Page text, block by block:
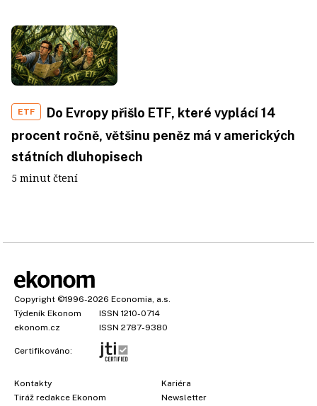
ETF
Do Evropy přišlo ETF, které vyplácí 14
procent ročně, většinu peněz má v amerických
státních dluhopisech
5 minut čtení
Copyright ©1996-2026 Economia, a.s.
Týdeník Ekonom
ISSN 1210-0714
ekonom.cz
ISSN 2787-9380
Certifikováno:
Kontakty
Tiráž redakce Ekonom
Kariéra
Newsletter